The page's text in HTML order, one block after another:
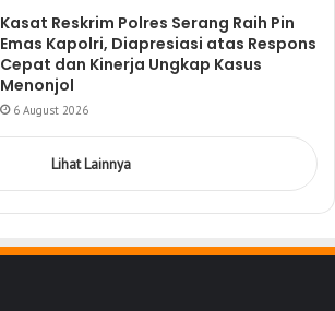
Kasat Reskrim Polres Serang Raih Pin
Emas Kapolri, Diapresiasi atas Respons
Cepat dan Kinerja Ungkap Kasus
Menonjol
6 August 2026
Lihat Lainnya